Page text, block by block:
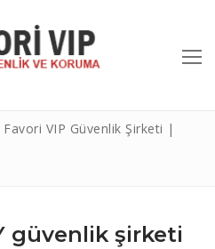
VIP Güvenlik Şirketi |
güvenlik şirketi